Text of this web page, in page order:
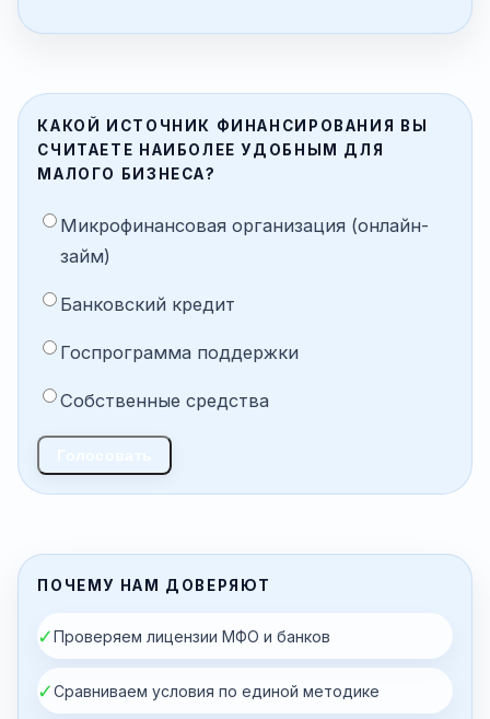
КАКОЙ ИСТОЧНИК ФИНАНСИРОВАНИЯ ВЫ
СЧИТАЕТЕ НАИБОЛЕЕ УДОБНЫМ ДЛЯ
МАЛОГО БИЗНЕСА?
Микрофинансовая организация (онлайн-
займ)
Банковский кредит
Госпрограмма поддержки
Собственные средства
ПОЧЕМУ НАМ ДОВЕРЯЮТ
✓Проверяем лицензии МФО и банков
✓Сравниваем условия по единой методике